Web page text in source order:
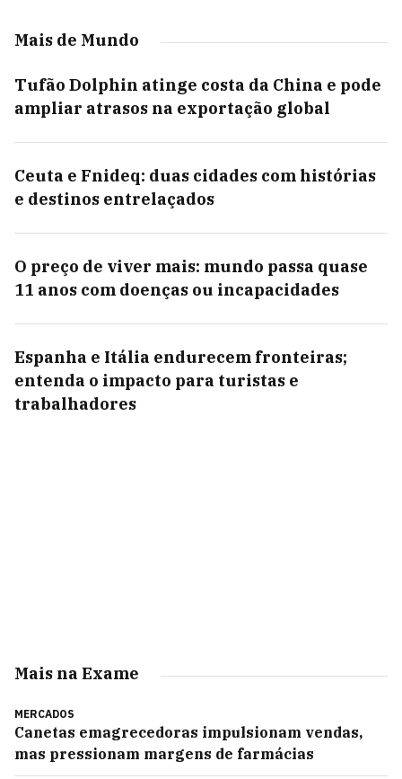
Mais de Mundo
Tufão Dolphin atinge costa da China e pode
ampliar atrasos na exportação global
Ceuta e Fnideq: duas cidades com histórias
e destinos entrelaçados
O preço de viver mais: mundo passa quase
11 anos com doenças ou incapacidades
Espanha e Itália endurecem fronteiras;
entenda o impacto para turistas e
trabalhadores
Mais na Exame
MERCADOS
Canetas emagrecedoras impulsionam vendas,
mas pressionam margens de farmácias